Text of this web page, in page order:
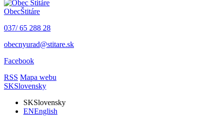
ObecŠtitáre
037/ 65 288 28
obecnyurad@stitare.sk
Facebook
RSS Mapa webu
SKSlovensky
SKSlovensky
ENEnglish